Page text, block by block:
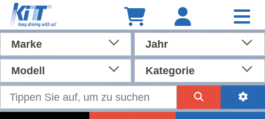
Marke Jahr
Modell Kategorie